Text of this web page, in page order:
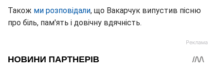
Також ми розповідали, що Вакарчук випустив пісню
про біль, пам'ять і довічну вдячність.